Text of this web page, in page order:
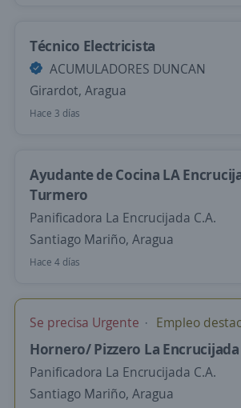
Técnico Electricista
ACUMULADORES DUNCAN
Girardot, Aragua
Hace 3 días
Ayudante de Cocina LA
Turmero
Panificadora La Encrucijada C.A.
Santiago Mariño, Aragua
Hace 4 días
Se precisa Urgente Empleo
Hornero/ Pizzero La Encrucijada
Panificadora La Encrucijada C.A.
Santiago Mariño, Aragua